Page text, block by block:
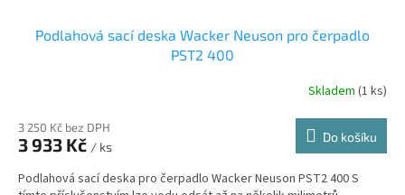
Podlahová sací deska Wacker Neuson pro čerpadlo
PST2 400
Skladem (1 ks)
3 250 Kč bez DPH
3 933 Kč / ks
Do košíku
Podlahová sací deska pro čerpadlo Wacker Neuson PST2 400 S